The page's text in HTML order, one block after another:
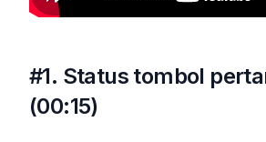
#1. Status tombol
(00:15)